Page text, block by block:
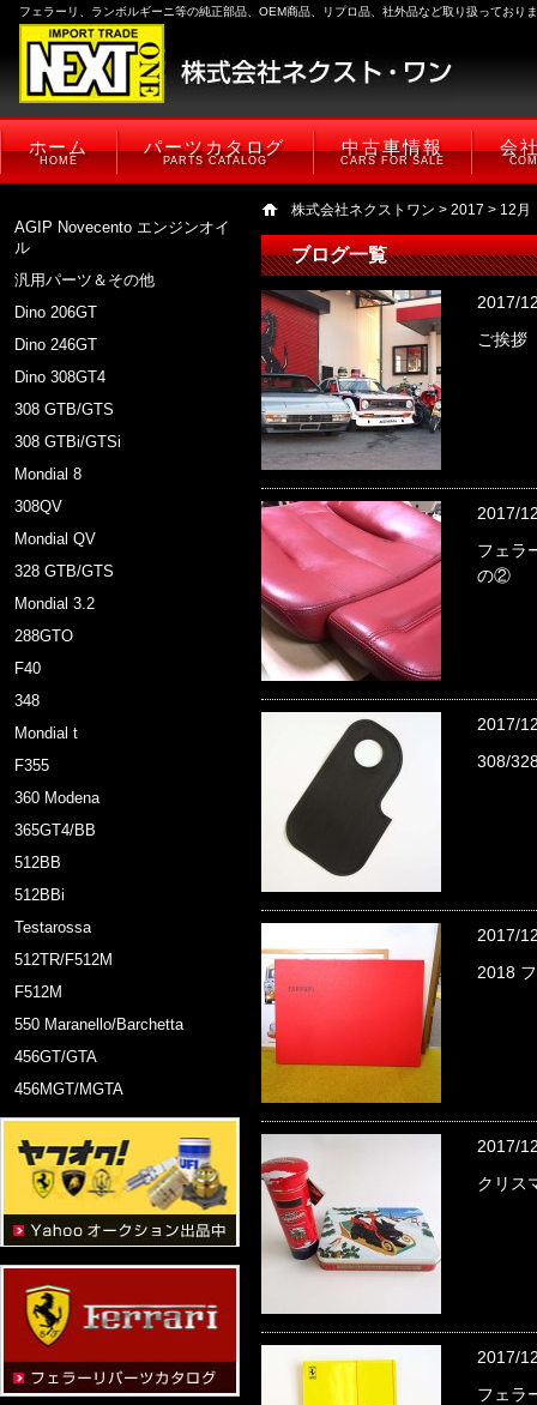
フェラーリ、ランボルギーニ等の純正部品、OEM商品、リプロ品、社外品など取り扱っており
ホーム
HOME
パーツカタログ
PARTS CATALOG
中古車情報
CARS FOR SALE
会
AGIP Novecento エンジンオイ
ル
汎用パーツ＆その他
Dino 206GT
Dino 246GT
Dino 308GT4
308 GTB/GTS
308 GTBi/GTSi
Mondial 8
308QV
Mondial QV
328 GTB/GTS
Mondial 3.2
288GTO
F40
348
Mondial t
F355
360 Modena
365GT4/BB
512BB
512BBi
Testarossa
512TR/F512M
F512M
550 Maranello/Barchetta
456GT/GTA
456MGT/MGTA
株式会社ネクストワン > 2017 > 12月
ブログ一覧
2017/
ご挨拶
2017/
フェラ
の②
2017/
308/
2017/
2018
2017/
クリス
2017/
フェラ